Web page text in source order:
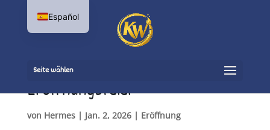
Seite wählen
Eröffnungsfeier
von Hermes| Jan. 2, 2026| Eröffnung
Español